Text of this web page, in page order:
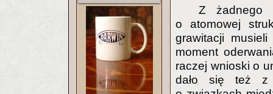
Z żadnego
o atomowej
grawitacji
moment
raczej wnioski o
dało się też z